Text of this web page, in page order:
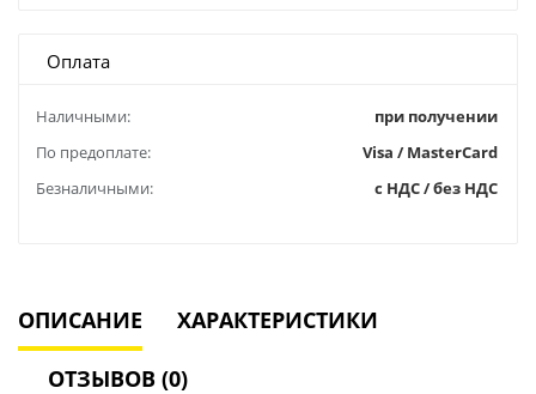
Оплата
Наличными:
при получении
По предоплате:
Visa / MasterCard
Безналичными:
с НДС / без НДС
ОПИСАНИЕ ХАРАКТЕРИСТИКИ
ОТЗЫВОВ (0)